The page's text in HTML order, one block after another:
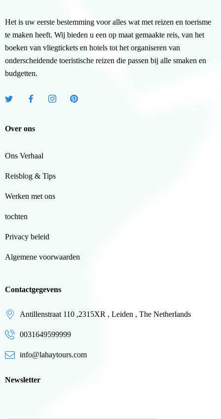
Het is uw eerste bestemming voor alles wat met reizen en toerisme
te maken heeft. Wij bieden u een op maat gemaakte reis, van het
boeken van vliegtickets en hotels tot het organiseren van
onderscheidende toeristische reizen die passen bij alle smaken en
budgetten.
Over ons
Ons Verhaal
Reisblog & Tips
Werken met ons
tochten
Privacy beleid
Algemene voorwaarden
Contactgegevens
Antillenstraat 110 ,2315XR , Leiden , The Netherlands
0031649599999
info@lahaytours.com
Newsletter